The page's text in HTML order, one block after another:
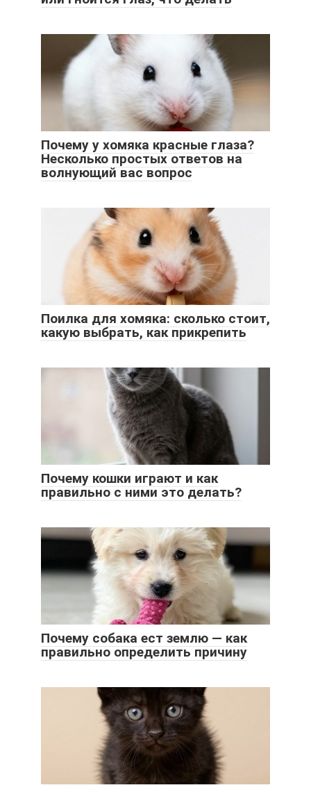
Почему у хомяка красные глаза?
Несколько простых ответов на
волнующий вас вопрос
Поилка для хомяка: сколько стоит,
какую выбрать, как прикрепить
Почему кошки играют и как
правильно с ними это делать?
Почему собака ест землю — как
правильно определить причину